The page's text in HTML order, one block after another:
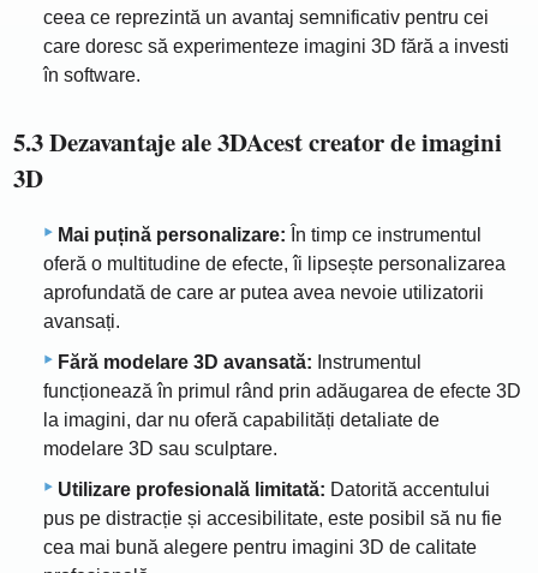
ceea ce reprezintă un avantaj semnificativ pentru cei
care doresc să experimenteze imagini 3D fără a investi
în software.
5.3 Dezavantaje ale 3DAcest creator de imagini
3D
Mai puțină personalizare: În timp ce instrumentul
oferă o multitudine de efecte, îi lipsește personalizarea
aprofundată de care ar putea avea nevoie utilizatorii
avansați.
Fără modelare 3D avansată: Instrumentul
funcționează în primul rând prin adăugarea de efecte 3D
la imagini, dar nu oferă capabilități detaliate de
modelare 3D sau sculptare.
Utilizare profesională limitată: Datorită accentului
pus pe distracție și accesibilitate, este posibil să nu fie
cea mai bună alegere pentru imagini 3D de calitate